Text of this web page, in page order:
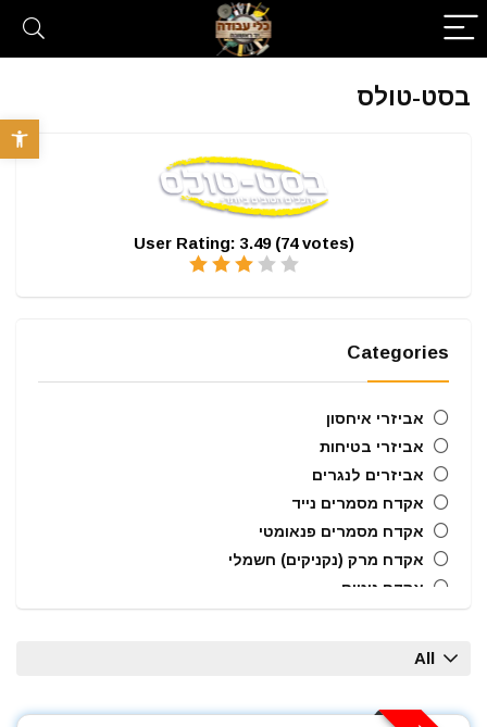
פתח
בסט-טולס
User Rating: 3.49 (74votes)
Categories
אביזרי איחסון
אביזרי בטיחות
אביזרים לנגרים
אקדח מסמרים נייד
אקדח מסמרים פנאומטי
אקדח מרק (נקניקים) חשמלי
אקדח ניטים
All